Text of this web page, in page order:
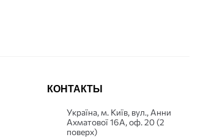
КОНТАКТЫ
Українa, м. Київ, вул., Анни
Ахматової 16А, оф. 20 (2
поверх)